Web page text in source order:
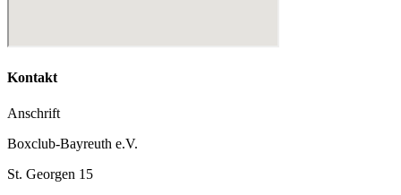
Kontakt
Anschrift
Boxclub-Bayreuth e.V.
St. Georgen 15